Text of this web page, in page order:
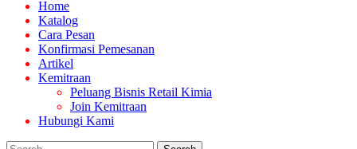
Home
Katalog
Cara Pesan
Konfirmasi Pemesanan
Artikel
Kemitraan
Peluang Bisnis Retail Kimia
Join Kemitraan
Hubungi Kami